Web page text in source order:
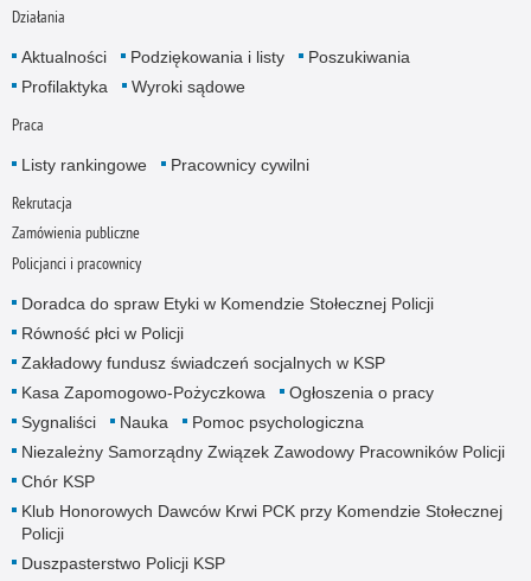
Działania
Aktualności Podziękowania i listy
Poszukiwania
Profilaktyka
Wyroki sądowe
Praca
Listy rankingowe Pracownicy cywilni
Rekrutacja
Zamówienia publiczne
Policjanci i pracownicy
Doradca do spraw Etyki w Komendzie Stołecznej Policji
Równość płci w Policji
Zakładowy fundusz świadczeń socjalnych w KSP
Kasa Zapomogowo-Pożyczkowa
Ogłoszenia o pracy
Sygnaliści
Nauka
Pomoc psychologiczna
Niezależny Samorządny Związek Zawodowy Pracowników Policji
Chór KSP
Klub Honorowych Dawców Krwi PCK przy Komendzie Stołecznej
Policji
Duszpasterstwo Policji KSP